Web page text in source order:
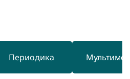
Периодика